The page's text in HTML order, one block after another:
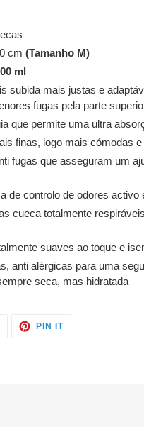
cm (Tamanho M)
ml
subida mais justas e
fugas pela parte
que permite uma ultra
finas, logo mais cómodas
fugas que asseguram um
de controlo de odores activo
cueca totalmente
suaves ao toque e
anti alérgicas para uma
seca, mas hidratada
TWITTARPIN ITADICIONE